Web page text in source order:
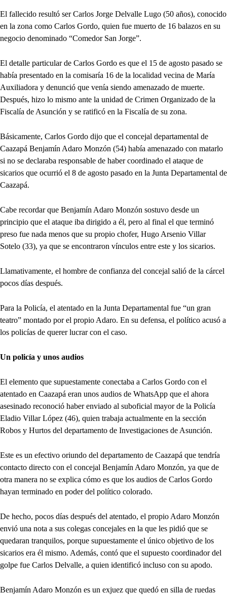
El fallecido resultó ser Carlos Jorge Delvalle Lugo (50 años), conocido
en la zona como Carlos Gordo, quien fue muerto de 16 balazos en su
negocio denominado “Comedor San Jorge”.
El detalle particular de Carlos Gordo es que el 15 de agosto pasado se
había presentado en la comisaría 16 de la localidad vecina de María
Auxiliadora y denunció que venía siendo amenazado de muerte.
Después, hizo lo mismo ante la unidad de Crimen Organizado de la
Fiscalía de Asunción y se ratificó en la Fiscalía de su zona.
Básicamente, Carlos Gordo dijo que el concejal departamental de
Caazapá Benjamín Adaro Monzón (54) había amenazado con matarlo
si no se declaraba responsable de haber coordinado el ataque de
sicarios que ocurrió el 8 de agosto pasado en la Junta Departamental de
Caazapá.
Cabe recordar que Benjamín Adaro Monzón sostuvo desde un
principio que el ataque iba dirigido a él, pero al final el que terminó
preso fue nada menos que su propio chofer, Hugo Arsenio Villar
Sotelo (33), ya que se encontraron vínculos entre este y los sicarios.
Llamativamente, el hombre de confianza del concejal salió de la cárcel
pocos días después.
Para la Policía, el atentado en la Junta Departamental fue “un gran
teatro” montado por el propio Adaro. En su defensa, el político acusó a
los policías de querer lucrar con el caso.
Un policía y unos audios
El elemento que supuestamente conectaba a Carlos Gordo con el
atentado en Caazapá eran unos audios de WhatsApp que el ahora
asesinado reconoció haber enviado al suboficial mayor de la Policía
Eladio Villar López (46), quien trabaja actualmente en la sección
Robos y Hurtos del departamento de Investigaciones de Asunción.
Este es un efectivo oriundo del departamento de Caazapá que tendría
contacto directo con el concejal Benjamín Adaro Monzón, ya que de
otra manera no se explica cómo es que los audios de Carlos Gordo
hayan terminado en poder del político colorado.
De hecho, pocos días después del atentado, el propio Adaro Monzón
envió una nota a sus colegas concejales en la que les pidió que se
quedaran tranquilos, porque supuestamente el único objetivo de los
sicarios era él mismo. Además, contó que el supuesto coordinador del
golpe fue Carlos Delvalle, a quien identificó incluso con su apodo.
Benjamín Adaro Monzón es un exjuez que quedó en silla de ruedas